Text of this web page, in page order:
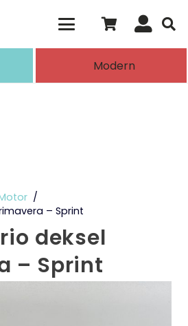
automatisch
Modern
/
– Sprint
deksel
– Sprint